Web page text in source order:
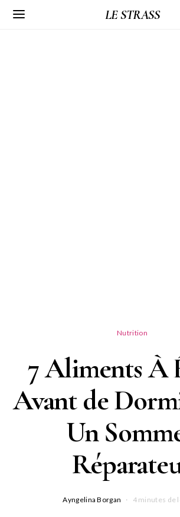
LE STRASS
Nutrition
7 Aliments À
Avant de
Un
Ayngelina Borgan 4 minutes de